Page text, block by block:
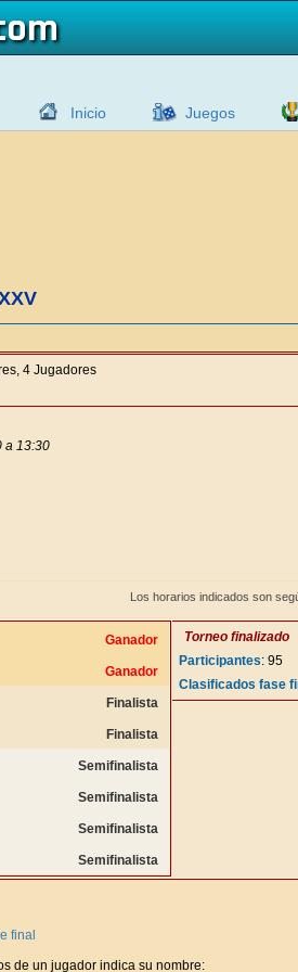
Inicio Juegos
4 Jugadores
a 13:30
Los horarios indicados son
Ganador
Ganador
Finalista
Finalista
Semifinalista
Semifinalista
Semifinalista
Semifinalista
Torneo finalizado
Participantes: 95
Clasificados fase
final
de un jugador indica su nombre: